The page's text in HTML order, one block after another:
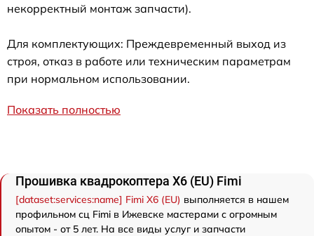
некорректный монтаж запчасти).
Для комплектующих: Преждевременный выход из
строя, отказ в работе или техническим параметрам
при нормальном использовании.
Показать полностью
Прошивка квадрокоптера X6 (EU) Fimi
[dataset:services:name] Fimi X6 (EU) выполняется в нашем
профильном сц Fimi в Ижевске мастерами с огромным
опытом - от 5 лет. На все виды услуг и запчасти